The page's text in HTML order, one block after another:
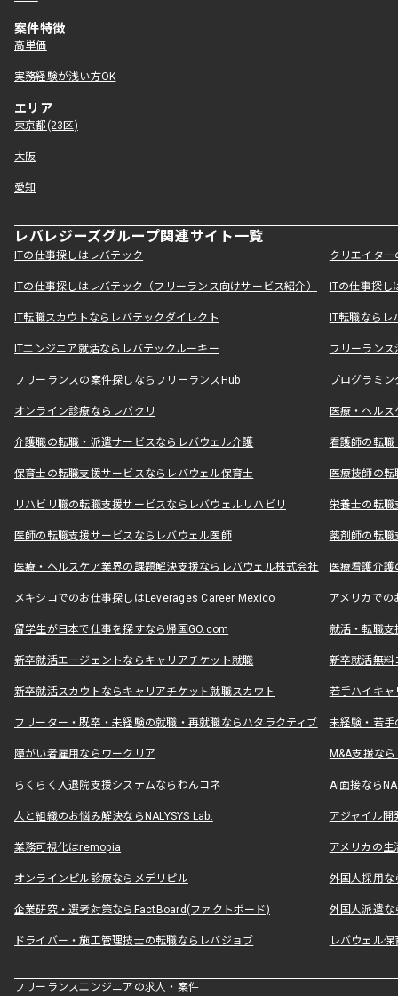
案件特徴
高単価
実務経験が浅い方OK
エリア
東京都(23区)
大阪
愛知
レバレジーズグループ関連サイト一覧
ITの仕事探しはレバテック クリエイタ
ITの仕事探しはレバテック（フリーランス向けサービス紹介） ITの仕事探
IT転職スカウトならレバテックダイレクト IT転職なら
ITエンジニア就活ならレバテックルーキー フリーラン
フリーランスの案件探しならフリーランスHub プログラミ
オンライン診療ならレバクリ 医療・ヘル
介護職の転職・派遣サービスならレバウェル介護 看護師の転
保育士の転職支援サービスならレバウェル保育士 医療技師の
リハビリ職の転職支援サービスならレバウェルリハビリ 栄養士の転
医師の転職支援サービスならレバウェル医師 薬剤師の転
医療・ヘルスケア業界の課題解決支援ならレバウェル株式会社 医療看護介
メキシコでのお仕事探しはLeverages Career Mexico アメリカで
留学生が日本で仕事を探すなら帰国GO.com 就活・転職
新卒就活エージェントならキャリアチケット就職 新卒就活無料
新卒就活スカウトならキャリアチケット就職スカウト 若手ハイキ
フリーター・既卒・未経験の就職・再就職ならハタラクティブ 未経験・若手
障がい者雇用ならワークリア M&A支援な
らくらく入退院支援システムならわんコネ AI面接なら
人と組織のお悩み解決ならNALYSYS Lab. アジャイル
業務可視化はremopia アメリカの
オンラインピル診療ならメデリピル 外国人採用
企業研究・選考対策ならFactBoard(ファクトボード) 外国人派遣な
ドライバー・施工管理技士の転職ならレバジョブ レバウェル
フリーランスエンジニアの求人・案件